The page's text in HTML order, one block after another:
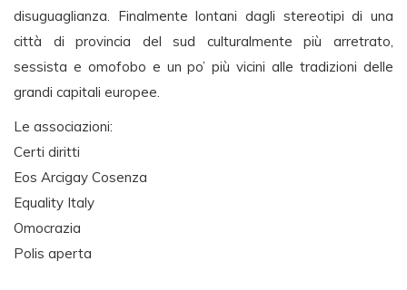
disuguaglianza. Finalmente lontani dagli stereotipi di una
città di provincia del sud culturalmente più arretrato,
sessista e omofobo e un po’ più vicini alle tradizioni delle
grandi capitali europee.
Le associazioni:
Certi diritti
Eos Arcigay Cosenza
Equality Italy
Omocrazia
Polis aperta